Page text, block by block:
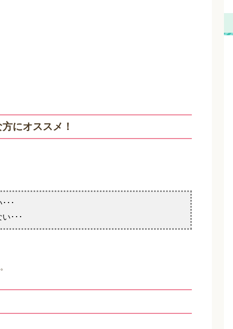
エイジングケアお試しセット）
アップ化粧液]：20ml